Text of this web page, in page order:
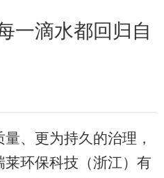
一滴水都回归自
、更为持久的治理，
环保科技（浙江）有